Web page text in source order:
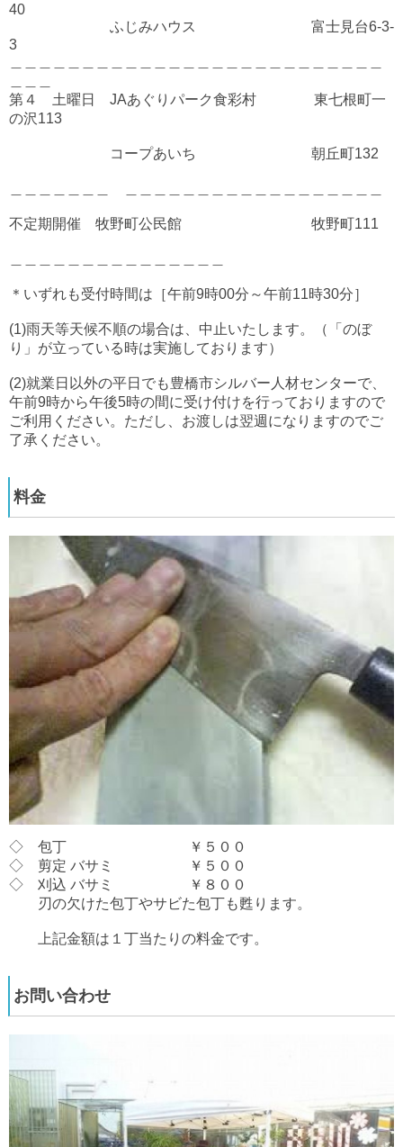
40
ふじみハウス 富士見台6-3-
3
第４ 土曜日 JAあぐりパーク食彩村 東七根町一
の沢113
コープあいち 朝丘町132
不定期開催 牧野町公民館 牧野町111
＊いずれも受付時間は［午前9時00分～午前11時30分］
(1)雨天等天候不順の場合は、中止いたします。（「のぼ
り」が立っている時は実施しております）
(2)就業日以外の平日でも豊橋市シルバー人材センターで、
午前9時から午後5時の間に受け付けを行っておりますので
ご利用ください。ただし、お渡しは翌週になりますのでご
了承ください。
料金
◇ 包丁 ￥５００
◇ 剪定 バサミ ￥５００
◇ 刈込 バサミ ￥８００
刃の欠けた包丁やサビた包丁も甦ります。
上記金額は１丁当たりの料金です。
お問い合わせ